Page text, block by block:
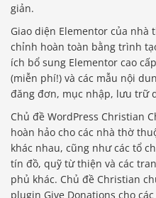
giản.
Giao diện Elementor của nhà
chỉnh hoàn toàn bằng trình
ích bổ sung Elementor cao
(miễn phí!) và các mẫu nội
đăng đơn, mục nhập, lưu trữ
Chủ đề WordPress Christian
hoàn hảo cho các nhà thờ
khác nhau, cũng như các tổ
tín đồ, quỹ từ thiện và các
phủ khác. Chủ đề Christian
plugin Give Donations cho